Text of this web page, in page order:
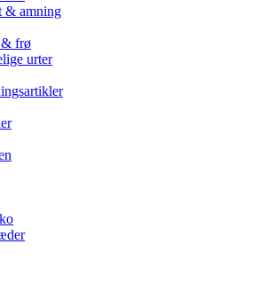
& amning
& frø
urter